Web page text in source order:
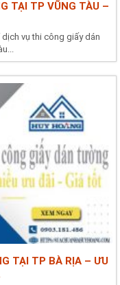
TẠI TP VŨNG TÀU –
vụ thi công giấy dán
TẠI TP BÀ RỊA – ƯU